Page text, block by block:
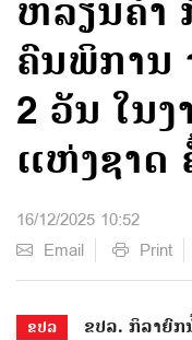
ຫລຽນຄຳ
ຄົນພິການ
2 ວັນ ໃນ
ແຫ່ງຊາດ
16/12/2025 10:52
Email
Print
ຂປລ
ຂປລ. ກິລາຍົ